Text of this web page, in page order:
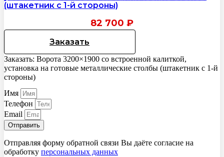
(штакетник с 1-й стороны)
82 700 ₽
Заказать
Заказать: Ворота 3200×1900 со встроенной калиткой,
установка на готовые металлические столбы (штакетник с 1-й
стороны)
Имя
Телефон
Email
Отправить
Отправляя форму обратной связи Вы даёте согласие на
обработку персональных данных